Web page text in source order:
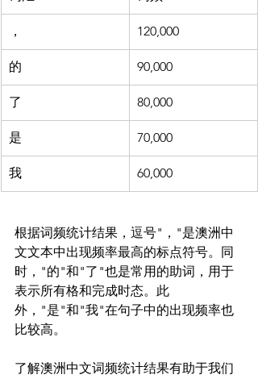
， 120,000
的 90,000
了 80,000
是 70,000
我 60,000
根据词频统计结果，逗号"，"是澳洲中
文文本中出现频率最高的标点符号。同
时，"的"和"了"也是常用的助词，用于
表示所有格和完成时态。此
外，"是"和"我"在句子中的出现频率也
比较高。
了解澳洲中文词频统计结果有助于我们